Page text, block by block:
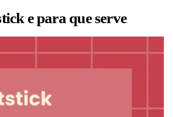
e para que serve